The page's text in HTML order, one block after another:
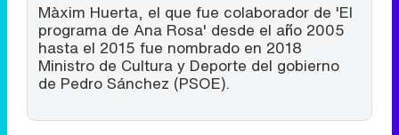
Màxim Huerta, el que fue colaborador de 'El
programa de Ana Rosa' desde el año 2005
hasta el 2015 fue nombrado en 2018
Ministro de Cultura y Deporte del gobierno
de Pedro Sánchez (PSOE).